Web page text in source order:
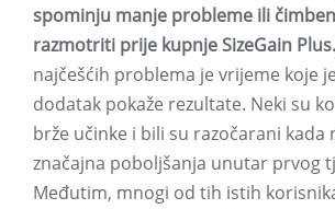
spominju manje probleme ili
razmotriti prije kupnje SizeGain Plus.
najčešćih problema je vrijeme koje
dodatak pokaže rezultate. Neki su
brže učinke i bili su razočarani kada
značajna poboljšanja unutar prvog
Međutim, mnogi od tih istih